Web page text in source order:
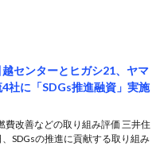
センターとヒガシ21、ヤマ
社に「SDGs推進融資」実施
費改善などの取り組み評価 三井住
SDGsの推進に貢献する取り組み